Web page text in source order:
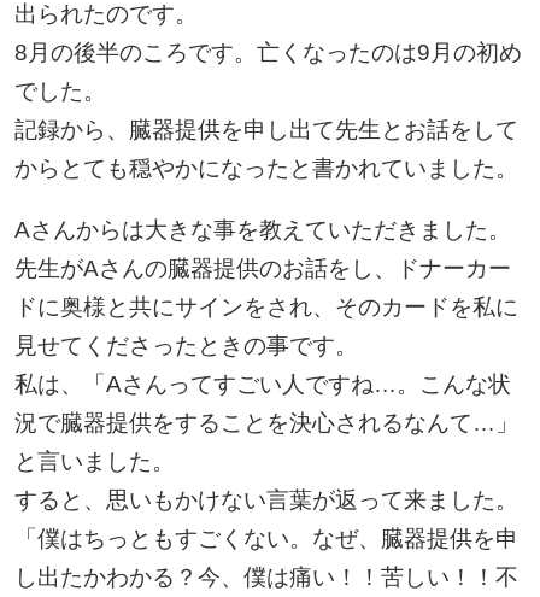
出られたのです。
8月の後半のころです。亡くなったのは9月の初め
でした。
記録から、臓器提供を申し出て先生とお話をして
からとても穏やかになったと書かれていました。
Aさんからは大きな事を教えていただきました。
先生がAさんの臓器提供のお話をし、ドナーカー
ドに奥様と共にサインをされ、そのカードを私に
見せてくださったときの事です。
私は、「Aさんってすごい人ですね…。こんな状
況で臓器提供をすることを決心されるなんて…」
と言いました。
すると、思いもかけない言葉が返って来ました。
「僕はちっともすごくない。なぜ、臓器提供を申
し出たかわかる？今、僕は痛い！！苦しい！！不